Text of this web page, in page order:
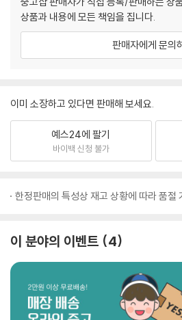
상품과 내용에 모든 책임을 집니다.
판매자에게 문의
이미 소장하고 있다면 판매해 보세요.
예스24에 팔기
바이백 신청 불가
한정판매의 특성상 재고 상황에 따라 품절
이 분야의 이벤트 4